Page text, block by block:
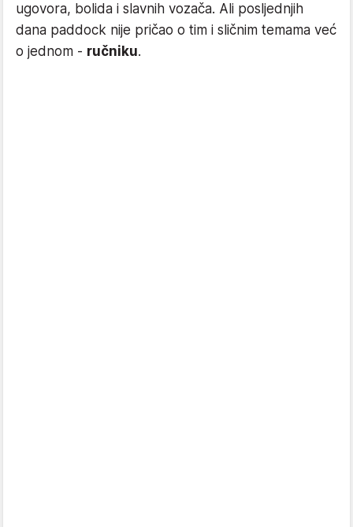
ugovora, bolida i slavnih vozača. Ali posljednjih
dana paddock nije pričao o tim i sličnim temama već
o jednom - ručniku.